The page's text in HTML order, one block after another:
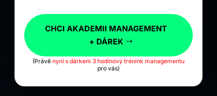
CHCI AKADEMII MANAGEMENT
+ DÁREK
(Právě nyní s dárkem 3 hodinový trénink managementu
pro vás)